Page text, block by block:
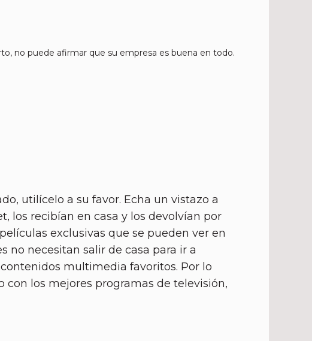
no puede afirmar que su empresa es buena en todo.
utilícelo a su favor. Echa un vistazo a
los recibían en casa y los devolvían por
exclusivas que se pueden ver en
no necesitan salir de casa para ir a
multimedia favoritos. Por lo
los mejores programas de televisión,